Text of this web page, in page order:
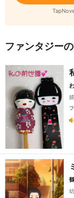
ファンタジー